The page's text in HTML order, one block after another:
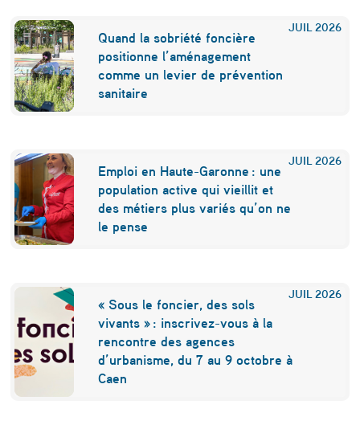
n
t
d
’
n
t
e
r
o
d
a
l
i
JUIL 2026
Quand la sobriété foncière
positionne l’aménagement
comme un levier de prévention
sanitaire
JUIL 2026
Emploi en Haute-Garonne : une
population active qui vieillit et
des métiers plus variés qu’on ne
le pense
JUIL 2026
« Sous le foncier, des sols
vivants » : inscrivez-vous à la
rencontre des agences
d’urbanisme, du 7 au 9 octobre à
Caen